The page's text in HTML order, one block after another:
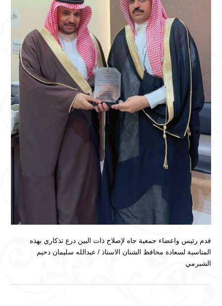
قدم رئيس واعضاء جمعية جاه لإصلاح ذات البين درع تذكاري بهذه
المناسبة لسعادة محافظ الشنان الاستاذ / عبدالله سليمان دحيم
الشبرمي